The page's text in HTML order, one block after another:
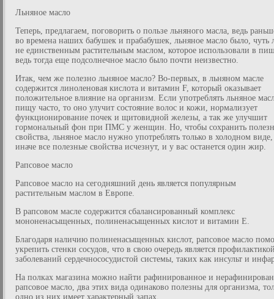
Льняное масло
Теперь, предлагаем, поговорить о пользе льняного масла, ведь
во времена наших бабушек и прабабушек, льняное масло было, чуть
не единственным растительным маслом, которое использовали в
ведь тогда еще подсолнечное масло было почти неизвестно.
Итак, чем же полезно льняное масло? Во-первых, в льняном масле
содержится линоленовая кислота и витамин F, который оказывает
положительное влияние на организм. Если употреблять льняное
пищу часто, то оно улучит состояние волос и кожи, нормализует
функционирование почек и щитовидной железы, а так же улучшит
гормональный фон при ПМС у женщин. Но, чтобы сохранить
свойства, льняное масло нужно употреблять только в холодном виде,
иначе все полезные свойства исчезнут, и у вас останется один жир.
Рапсовое масло
Рапсовое масло на сегодняшний день является популярным
растительным маслом в Европе.
В рапсовом масле содержится сбалансированный комплекс
мононенасыщенных, полиненасыщенных кислот и витамин Е.
Благодаря наличию полиненасыщенных кислот, рапсовое масло
укрепить стенки сосудов, что в свою очередь является
заболеваний сердечнососудистой системы, таких как инсульт и
На полках магазина можно найти рафинированное и
рапсовое масло, два этих вида одинаково полезны для организма,
одно из них имеет характерный запах.